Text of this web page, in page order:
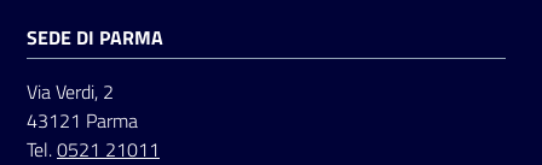
SEDE DI PARMA
Via Verdi, 2
43121 Parma
Tel.0521 21011